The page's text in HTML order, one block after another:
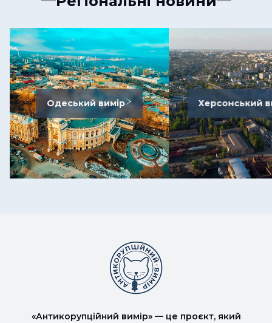
Одеський вимір Херсонський
«Антикорупційний вимір» — це проєкт, який